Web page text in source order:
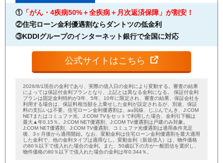
①「がん・4疾病50%＋全疾病＋月次返済保障」が割安！
②住宅ローン金利優遇割ならダントツの低金利
③KDDIグループのインターネット銀行で全国に対応
公式サイトはこちら
2026/8/1現在の金利であり、実際の借入日の金利により変動する。審査の結果
によっては保証付金利プランとなり、上記とは異なる金利になる。 保証付金利
プランは固定金利特約が3年、5年、10年に限定され、審査の結果、保証会社を
利用する場合は、保証料相当額を上乗せした金利が設定されるが、別途、保証
料の支払いは不要。住宅ローン金利優遇割は、au回線、じぶんでんき、J:COM
NETまたはコミュファ光、J:COM TVをセットで利用した場合、金利引下幅は
最大▲年0.15％。J:COM NET優遇割、J:COM TV優遇割は戸建のみ対象。
J:COM NET優遇割、J:COM TV優遇割、コミュファ光優遇割は適用条件充足
後、3ヶ月後から適用開始。なお、変動金利は住宅ローン金利優遇割を最大適用
した金利で、他の金利タイプは適用なし。変動金利（新規借入）は、物件価格
の80％以下で借入れた場合の金利。また、50歳以下の方が一般団信を選択し、
物件価格の80％以下で借入れた場合の金利は年0.344％。